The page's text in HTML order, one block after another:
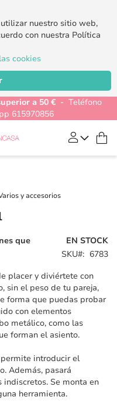
nuestro sitio web,
con nuestra Política
cookies
a 50 €- Teléfono
615970856
y accesorios
EN STOCK
SKU
6783
que
placer y diviértete con
sin el peso de tu pareja,
forma que puedas probar
con elementos
metálico, como las
forman el asiento.
introducir el
Además, pasará
Se monta en
herramienta.